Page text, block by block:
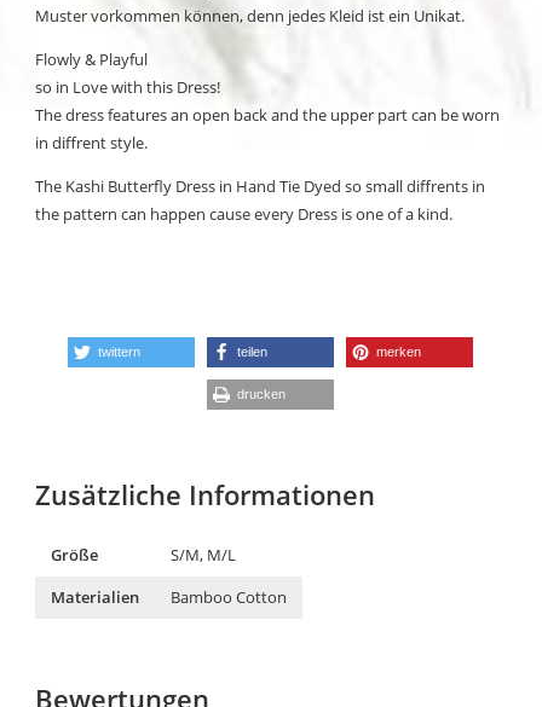
Muster vorkommen können, denn jedes Kleid ist ein Unikat.
Flowly & Playful
so in Love with this Dress!
The dress features an open back and the upper part can be worn
in diffrent style.
The Kashi Butterfly Dress in Hand Tie Dyed so small diffrents in
the pattern can happen cause every Dress is one of a kind.
twittern teilen merken
drucken
Zusätzliche Informationen
Größe
S/M, M/L
Materialien
Bamboo Cotton
Bewertungen